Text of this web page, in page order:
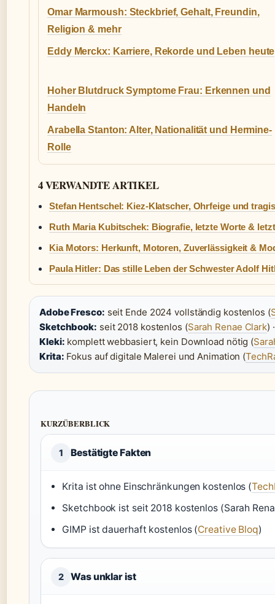
Omar Marmoush: Steckbrief, Gehalt, Freundin,
Religion & mehr
Eddy Merckx: Karriere, Rekorde und Leben heute
Hoher Blutdruck Symptome Frau: Erkennen und
Handeln
Arabella Stanton: Alter, Nationalität und Hermine-
Rolle
4 VERWANDTE ARTIKEL
Stefan Hentschel: Kiez-Klatscher, Ohrfeige und
Ruth Maria Kubitschek: Biografie, letzte Worte &
Kia Motors: Herkunft, Motoren, Zuverlässigkeit &
Paula Hitler: Das stille Leben der Schwester Adolf
Adobe Fresco: seit Ende 2024 vollständig kostenlos (
Sketchbook: seit 2018 kostenlos (Sarah Renae Clark) ·
Kleki: komplett webbasiert, kein Download nötig (
Krita: Fokus auf digitale Malerei und Animation (
KURZÜBERBLICK
1 Bestätigte Fakten
Krita ist ohne Einschränkungen kostenlos (
Sketchbook ist seit 2018 kostenlos (Sarah
GIMP ist dauerhaft kostenlos (Creative Bloq)
2 Was unklar ist